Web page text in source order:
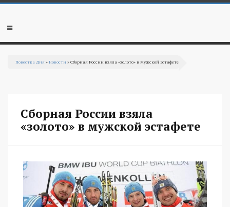
Перейти к основному содержанию
Мобильное
Повестка Дня »Новости » Сборная России взяла «золото» в мужской эстафете
Сборная России взяла
«золото» в мужской эстафете